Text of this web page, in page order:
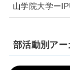
山学院大学ー
部活動別アー